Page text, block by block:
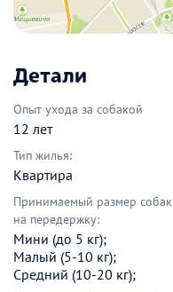
Детали
Опыт ухода за собакой
12 лет
Тип жилья:
Квартира
Принимаемый размер собак
на передержку:
Мини (до 5 кг);
Малый (5-10 кг);
Средний (10-20 кг);